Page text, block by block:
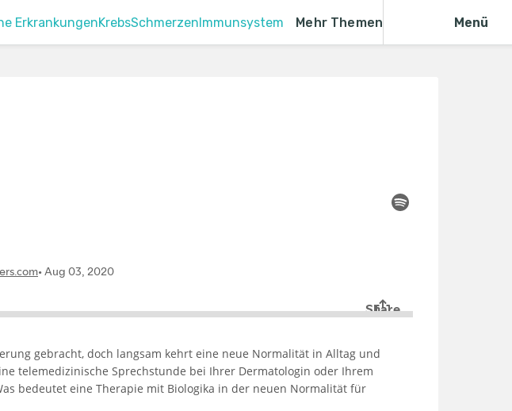
ErkrankungenKrebsSchmerzenImmunsystem Mehr Themen Menü
gebracht, doch langsam kehrt eine neue Normalität in Alltag und
telemedizinische Sprechstunde bei Ihrer Dermatologin oder Ihrem
bedeutet eine Therapie mit Biologika in der neuen Normalität für